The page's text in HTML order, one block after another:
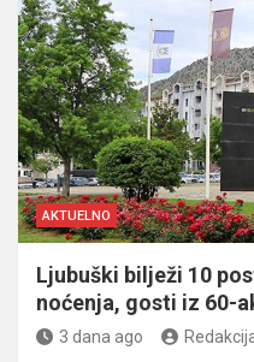
AKTUELNO
Ljubuški bilježi 10
noćenja, gosti iz 60-
3 dana ago